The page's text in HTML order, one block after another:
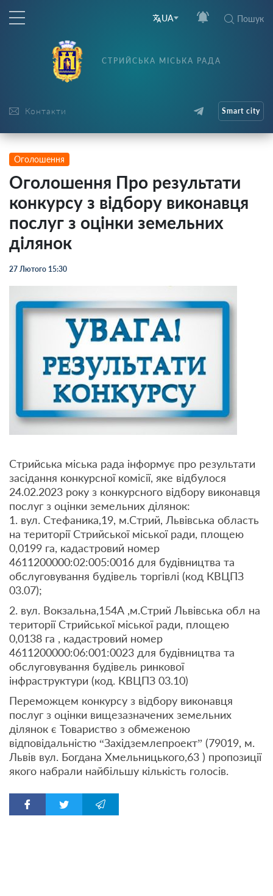
UA Пошук
Контакти
СТРИЙСЬКА МІСЬКА РАДА
Smart city
Оголошення
Оголошення Про результати
конкурсу з відбору виконавця
послуг з оцінки земельних
ділянок
27 Лютого 15:30
Стрийська міська рада інформує про результати
засідання конкурсної комісії, яке відбулося
24.02.2023 року з конкурсного відбору виконавця
послуг з оцінки земельних ділянок:
1. вул. Стефаника,19, м.Стрий, Львівська область
на території Стрийської міської ради, площею
0,0199 га, кадастровий номер
4611200000:02:005:0016 для будівництва та
обслуговування будівель торгівлі (код КВЦПЗ
03.07);
2. вул. Вокзальна,154А ,м.Стрий Львівська обл на
території Стрийської міської ради, площею
0,0138 га , кадастровий номер
4611200000:06:001:0023 для будівництва та
обслуговування будівель ринкової
інфраструктури (код. КВЦПЗ 03.10)
Переможцем конкурсу з відбору виконавця
послуг з оцінки вищезазначених земельних
ділянок є Товариство з обмеженою
відповідальністю “Західземлепроект” (79019, м.
Львів вул. Богдана Хмельницького,63 ) пропозиції
якого набрали найбільшу кількість голосів.